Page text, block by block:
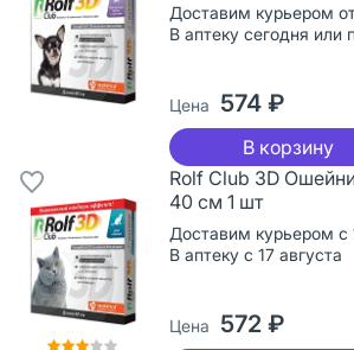
Доставим курьером
В аптеку сегодня или
Цена 574 ₽
В корзину
Rolf Club 3D
40 см 1 шт
Доставим курьером с
В аптеку с 17 августа
Цена 572 ₽